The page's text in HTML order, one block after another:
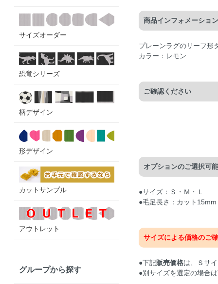
商品インフォメーション
プレーンラグのリーフ形
カラー：レモン
ご確認ください
オプションのご選択可
●サイズ：Ｓ・Ｍ・Ｌ
●毛足長さ：カット
サイズによる価格のご
●下記販売価格は、Ｓサ
●別サイズを選定の場合
サイズオーダー
恐竜シリーズ
柄デザイン
形デザイン
カットサンプル
アウトレット
グループから探す